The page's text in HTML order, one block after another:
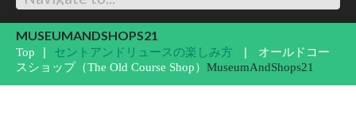
MUSEUMANDSHOPS21
Top セントアンドリュースの楽しみ方
オールドコー
スショップ（The Old Course Shop） MuseumAndShops21